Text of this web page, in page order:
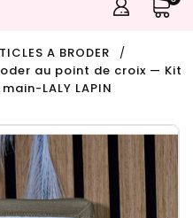
A BRODER
au point de croix — Kit
LALY LAPIN